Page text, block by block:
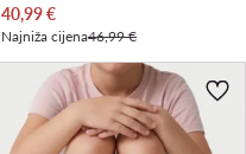
Trenutna cijena
40,99€
Najniža cijena46,99 €